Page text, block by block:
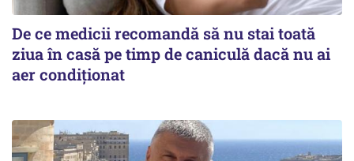
De ce medicii recomandă să nu stai toată
ziua în casă pe timp de caniculă dacă nu ai
aer condiționat